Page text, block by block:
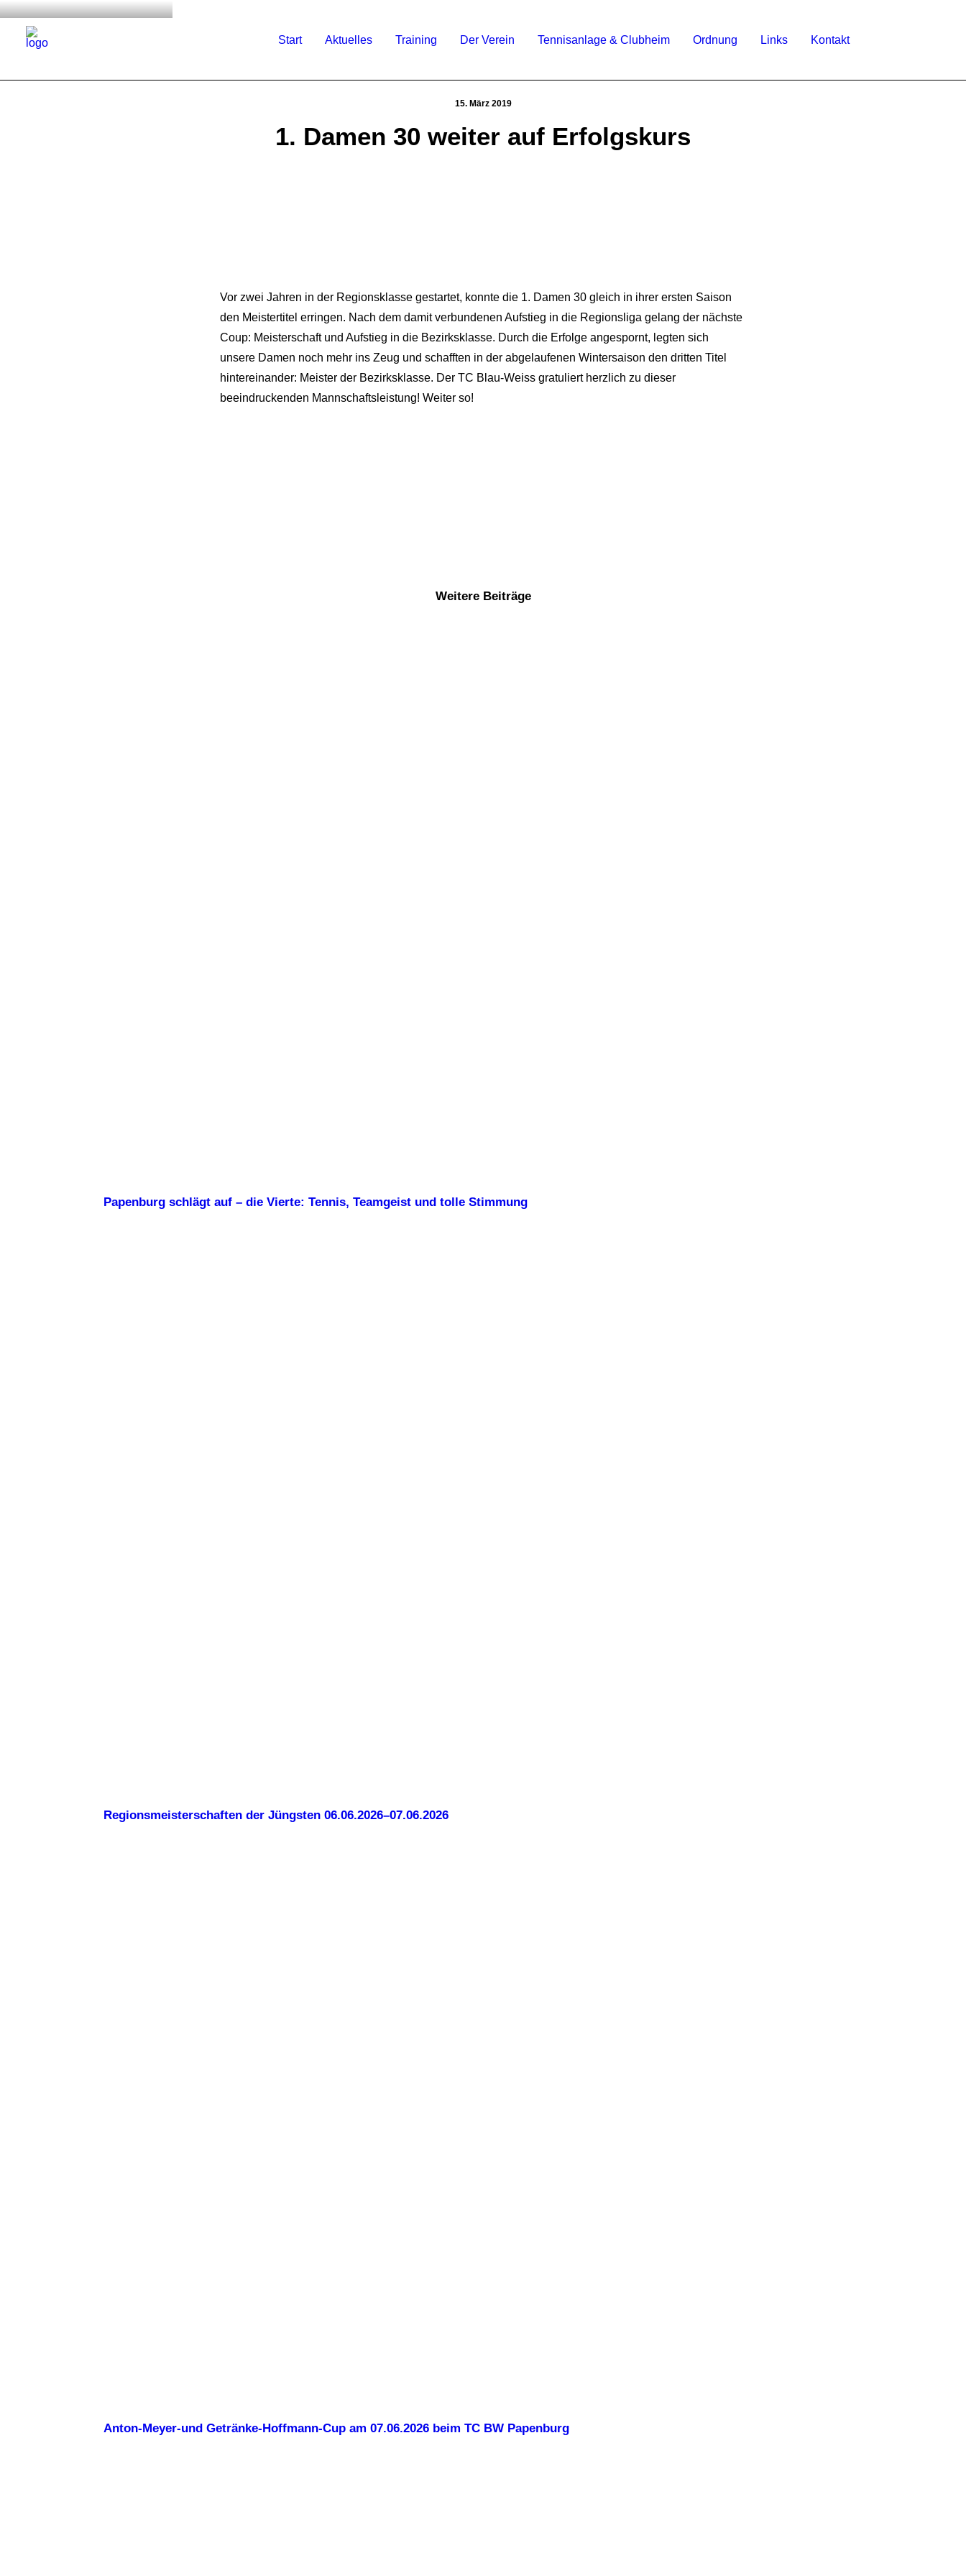
Start Aktuelles Training Der Verein Tennisanlage & Clubheim Ordnung Links Kontakt
15. März 2019
1. Damen 30 weiter auf Erfolgskurs
Vor zwei Jahren in der Regionsklasse gestartet, konnte die 1. Damen 30 gleich in ihrer ersten Saison
den Meistertitel erringen. Nach dem damit verbundenen Aufstieg in die Regionsliga gelang der nächste
Coup: Meisterschaft und Aufstieg in die Bezirksklasse. Durch die Erfolge angespornt, legten sich
unsere Damen noch mehr ins Zeug und schafften in der abgelaufenen Wintersaison den dritten Titel
hintereinander: Meister der Bezirksklasse. Der TC Blau-Weiss gratuliert herzlich zu dieser
beeindruckenden Mannschaftsleistung! Weiter so!
Weitere Beiträge
Papenburg schlägt auf – die Vierte: Tennis, Teamgeist und tolle Stimmung
Regionsmeisterschaften der Jüngsten 06.06.2026–07.06.2026
Anton-Meyer-und Getränke-Hoffmann-Cup am 07.06.2026 beim TC BW Papenburg